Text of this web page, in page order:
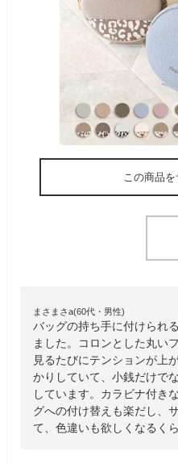
この商品
まさまさa(60代・男性)
バッグの持ち手に付けられ
ました。コロンとした丸い
見るたびにテンションが上
かりしていて、小銭だけで
しています。カラビナ付き
グへの付け替えも楽だし、
て、色違いも欲しくなるく